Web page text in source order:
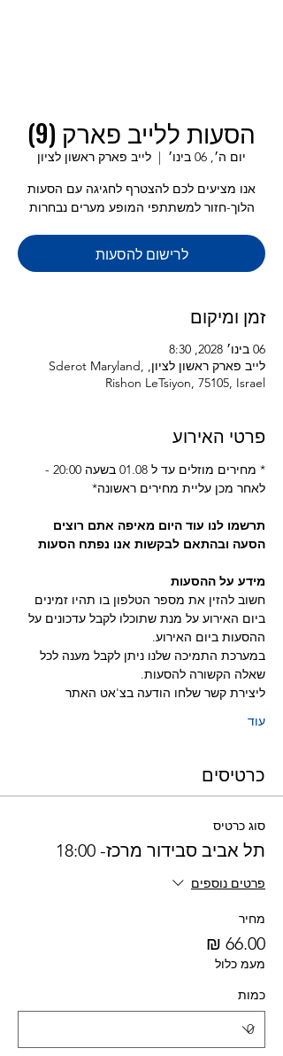
הסעות ללייב פארק (9)
יום ה׳, 06 בינו׳
  |
לייב פארק ראשון לציון
אנו מציעים לכם להצטרף לחגיגה עם הסעות
הלוך-חזור למשתתפי המופע מערים נבחרות
לרישום להסעות
זמן ומיקום
06 בינו׳ 2028, 8:30
לייב פארק ראשון לציון, Sderot Maryland,
Rishon LeTsiyon, 75105, Israel
פרטי האירוע
* מחירים מוזלים עד ל 01.08 בשעה 20:00 -
לאחר מכן עליית מחירים ראשונה*
תרשמו לנו עוד היום מאיפה אתם רוצים
הסעה ובהתאם לבקשות אנו נפתח הסעות
מידע על ההסעות
חשוב להזין את מספר הטלפון בו תהיו זמינים
ביום האירוע על מנת שתוכלו לקבל עדכונים על
ההסעות ביום האירוע.
במערכת התמיכה שלנו ניתן לקבל מענה לכל
שאלה הקשורה להסעות.
ליצירת קשר שלחו הודעה בצ'אט האתר
עוד
כרטיסים
סוג כרטיס
תל אביב סבידור מרכז- 18:00
פרטים נוספים
מחיר
מעמ כלול
כמות